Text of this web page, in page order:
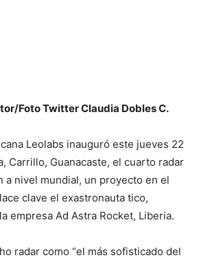
Foto Twitter Claudia Dobles C.
Leolabs inauguró este jueves 22
Carrillo, Guanacaste, el cuarto radar
a nivel mundial, un proyecto en el
clave el exastronauta tico,
empresa Ad Astra Rocket, Liberia.
radar como “el más sofisticado del